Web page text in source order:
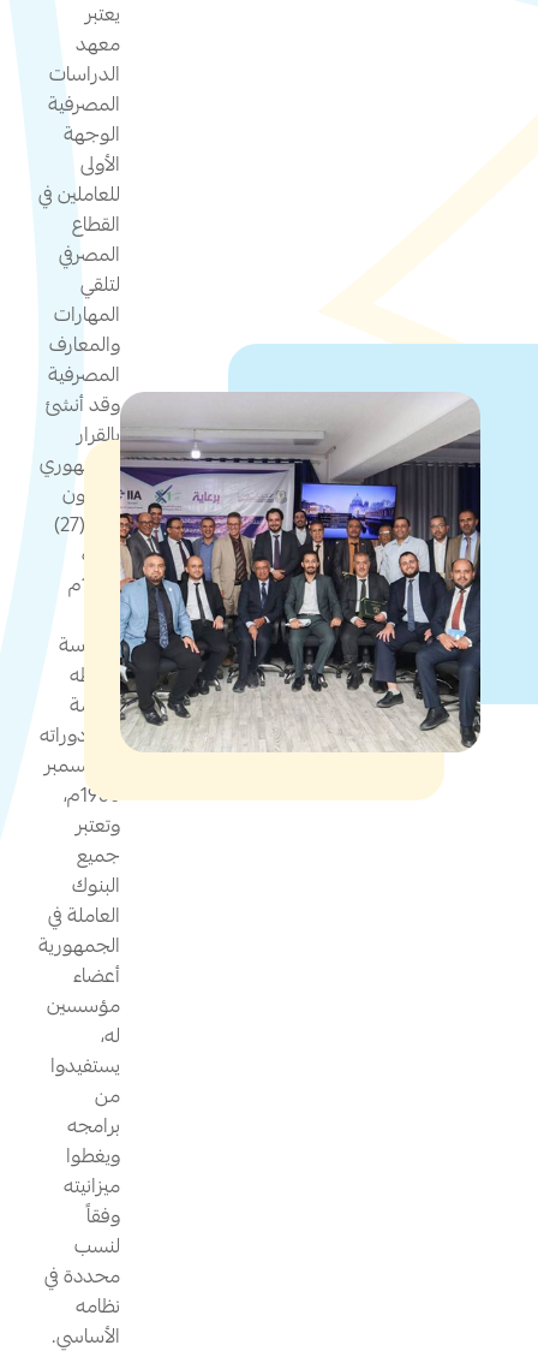
يعتبر
معهد
الدراسات
المصرفية
الوجهة
الأولى
للعاملين في
القطاع
المصرفي
لتلقي
المهارات
والمعارف
المصرفية
وقد أنشئ
بالقرار
الجمهوري
بالقانون
رقم (27)
لسنة
وبدأ
ممارسة
نشاطه
وإقامة
أولى دوراته
في ديسمبر
1980م،
وتعتبر
جميع
البنوك
العاملة في
الجمهورية
أعضاء
مؤسسين
له،
يستفيدوا
من
برامجه
ويغطوا
ميزانيته
وفقاً
لنسب
محددة في
نظامه
الأساسي.